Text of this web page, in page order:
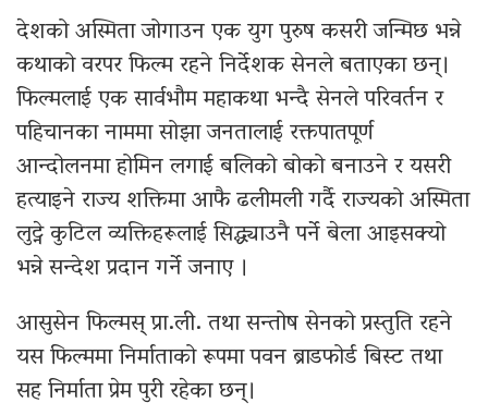
देशको अस्मिता जोगाउन एक युग पुरुष कसरी जन्मिछ भन्ने
कथाको वरपर फिल्म रहने निर्देशक सेनले बताएका छन्।
फिल्मलाई एक सार्वभौम महाकथा भन्दै सेनले परिवर्तन र
पहिचानका नाममा सोझा जनतालाई रक्तपातपूर्ण
आन्दोलनमा होमिन लगाई बलिको बोको बनाउने र यसरी
हत्याइने राज्य शक्तिमा आफै ढलीमली गर्दै राज्यको अस्मिता
लुट्ने कुटिल व्यक्तिहरूलाई सिद्ध्याउनै पर्ने बेला आइसक्यो
भन्ने सन्देश प्रदान गर्ने जनाए ।
आसुसेन फिल्मस् प्रा.ली. तथा सन्तोष सेनको प्रस्तुति रहने
यस फिल्ममा निर्माताको रूपमा पवन ब्राडफोर्ड बिस्ट तथा
सह निर्माता प्रेम पुरी रहेका छन्।